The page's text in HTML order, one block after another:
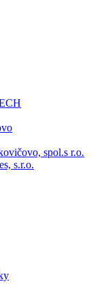
spol.s r.o.
s.r.o.